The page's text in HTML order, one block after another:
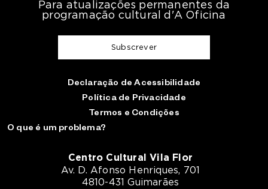
Para atualizações permanentes da
programação cultural d'A Oficina
Subscrever
Declaração de Acessibilidade
Política de Privacidade
Termos e Condições
O que é um problema?
Centro Cultural Vila Flor
Av. D. Afonso Henriques, 701
4810-431 Guimarães